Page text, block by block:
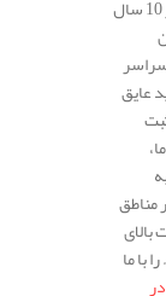
سابقه فعالیت شرکت مهار انرژی به بیش از 10 سال
عایق
با ما